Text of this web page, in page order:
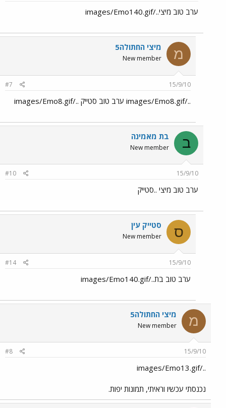
ערב טוב מיצי../images/Emo140.gif
מ מיצי החתולה5
New member
15/9/10
#7
../images/Emo8.gif ערב טוב סטייק ../images/Emo8.gif
ב בת מאמינה
New member
15/9/10
#10
ערב טוב מיצי ..סטייק
ס סטייק עין
New member
15/9/10
#14
ערב טוב בת../images/Emo140.gif
מ מיצי החתולה5
New member
15/9/10
#8
../images/Emo13.gif
נכנסתי עכשיו וראיתי, תמונות יפות.